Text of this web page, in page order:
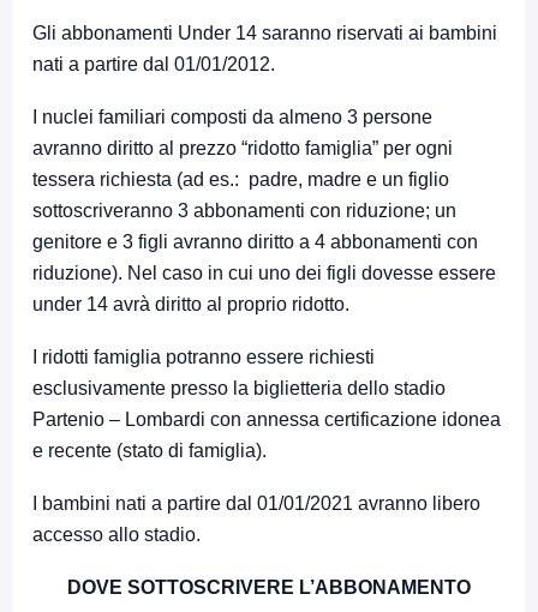
Gli abbonamenti Under 14 saranno riservati ai bambini
nati a partire dal 01/01/2012.
I nuclei familiari composti da almeno 3 persone
avranno diritto al prezzo “ridotto famiglia” per ogni
tessera richiesta (ad es.: padre, madre e un figlio
sottoscriveranno 3 abbonamenti con riduzione; un
genitore e 3 figli avranno diritto a 4 abbonamenti con
riduzione). Nel caso in cui uno dei figli dovesse essere
under 14 avrà diritto al proprio ridotto.
I ridotti famiglia potranno essere richiesti
esclusivamente presso la biglietteria dello stadio
Partenio – Lombardi con annessa certificazione idonea
e recente (stato di famiglia).
I bambini nati a partire dal 01/01/2021 avranno libero
accesso allo stadio.
DOVE SOTTOSCRIVERE L’ABBONAMENTO